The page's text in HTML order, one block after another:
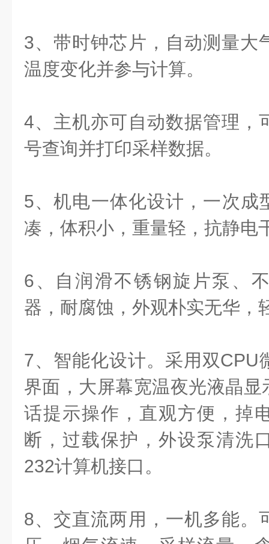
3、带时钟芯片，自动测量大
温度变化并参与计算。
4、主机亦可自动数据管理，
号查询并打印采样数据。
5、机电一体化设计，一次成
凑，体积小，重量轻，抗静电
6、自润滑不锈钢旋片泵、
器，耐腐蚀，外观朴实无华，
7、智能化设计。采用双CPU
界面，大屏幕宽温夜光液晶
话提示操作，直观方便，掉
断，过载保护，外设泵清洗
232计算机接口。
8、交直流两用，一机多能。